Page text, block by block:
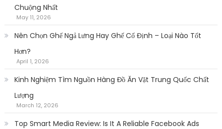
Chuộng Nhất
May 11, 2026
Nên Chọn Ghế Ngả Lưng Hay Ghế Cố Định – Loại Nào Tốt
Hơn?
April 1, 2026
Kinh Nghiệm Tìm Nguồn Hàng Đồ Ăn Vặt Trung Quốc Chất
Lượng
March 12, 2026
Top Smart Media Review: Is It A Reliable Facebook Ads